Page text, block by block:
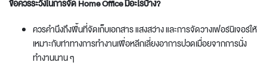
ข้อควรระวังในการจัด Home Office มีอะไรบ้าง?
ควรคำนึงถึงพื้นที่จัดเก็บเอกสาร แสงสว่าง และการจัดวางเฟอร์นิเจอร์ให้
เหมาะกับท่าทางการทำงานเพื่อหลีกเลี่ยงอาการปวดเมื่อยจากการนั่ง
ทำงานนาน ๆ